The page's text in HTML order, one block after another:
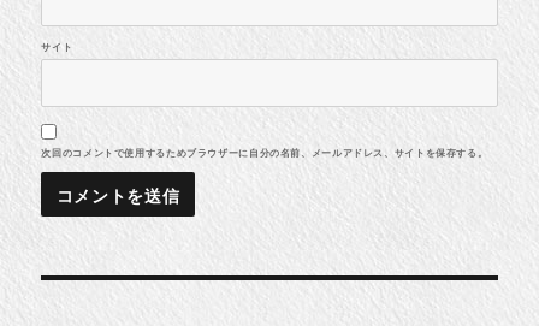
サイト
次回のコメントで使用するためブラウザーに自分の名前、メールアドレス、サイトを保存する。